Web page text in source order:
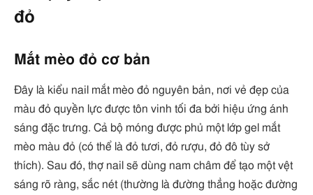
đỏ
Mắt mèo đỏ cơ bản
Đây là kiểu nail mắt mèo đỏ nguyên bản, nơi vẻ đẹp của
màu đỏ quyền lực được tôn vinh tối đa bởi hiệu ứng ánh
sáng đặc trưng. Cả bộ móng được phủ một lớp gel mắt
mèo màu đỏ (có thể là đỏ tươi, đỏ rượu, đỏ đô tùy sở
thích). Sau đó, thợ nail sẽ dùng nam châm để tạo một vệt
sáng rõ ràng, sắc nét (thường là đường thẳng hoặc đường